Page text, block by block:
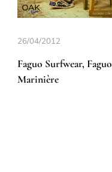
26/04/2012
Faguo Surfwear, Faguo
Marinière